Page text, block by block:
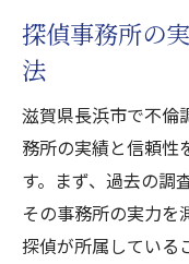
探偵に伝
調査結果
探偵事務
滋賀県長浜市
秘密
長浜市で
探偵事務所の
法
滋賀県長浜市で不倫
務所の実績と信頼性
す。まず、過去の調
その事務所の実力を
探偵が所属している